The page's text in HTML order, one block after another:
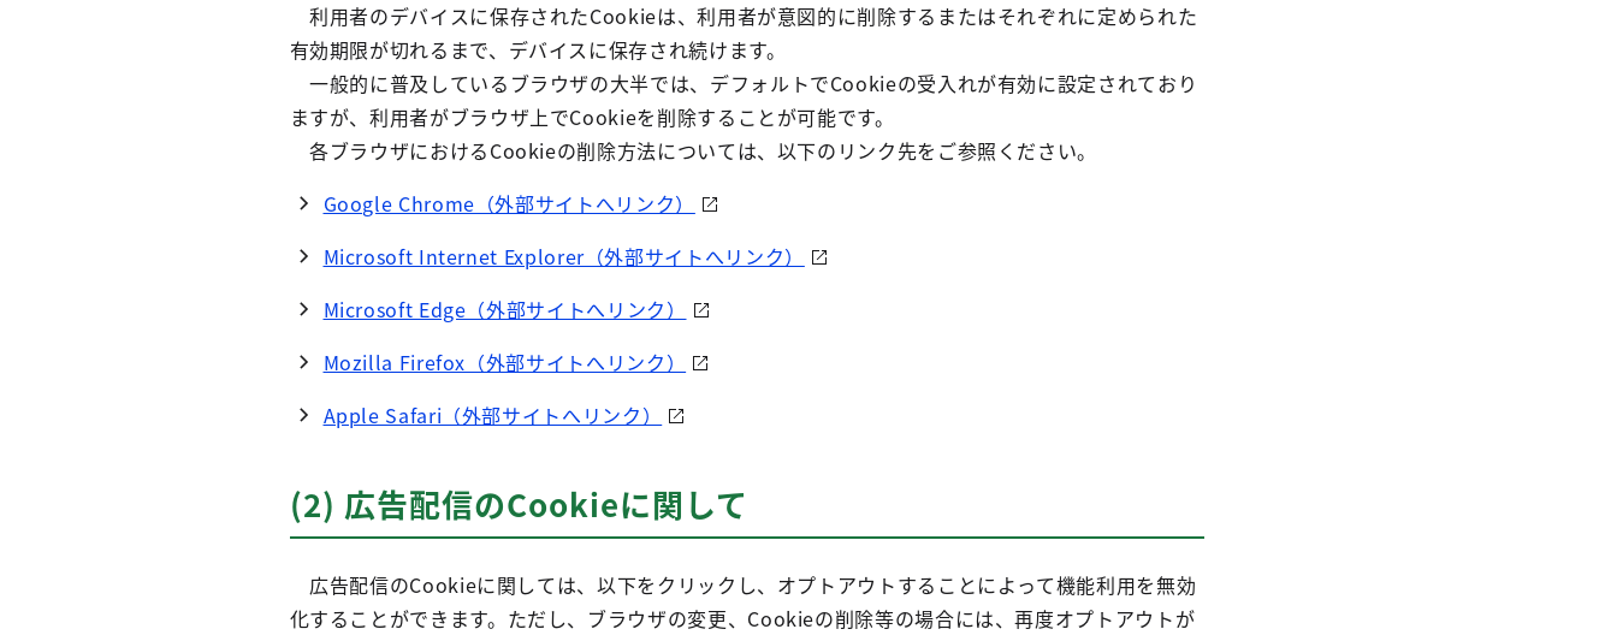
利用者のデバイスに保存されたCookieは、利用者が意図的に削除するまたはそれぞれに定められた
有効期限が切れるまで、デバイスに保存され続けます。
一般的に普及しているブラウザの大半では、デフォルトでCookieの受入れが有効に設定されており
ますが、利用者がブラウザ上でCookieを削除することが可能です。
各ブラウザにおけるCookieの削除方法については、以下のリンク先をご参照ください。
Google Chrome（外部サイトへリンク）
Microsoft Internet Explorer（外部サイトへリンク）
Microsoft Edge（外部サイトへリンク）
Mozilla Firefox（外部サイトへリンク）
Apple Safari（外部サイトへリンク）
(2) 広告配信のCookieに関して
広告配信のCookieに関しては、以下をクリックし、オプトアウトすることによって機能利用を無効
化することができます。ただし、ブラウザの変更、Cookieの削除等の場合には、再度オプトアウトが